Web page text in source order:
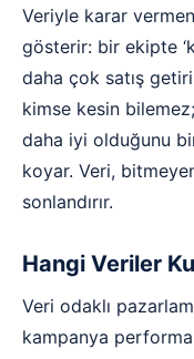
Veriyle karar
gösterir: bir ekipte
daha çok satış
kimse kesin
daha iyi olduğunu
koyar. Veri,
sonlandırır.
Hangi Veriler
Veri odaklı
kampanya